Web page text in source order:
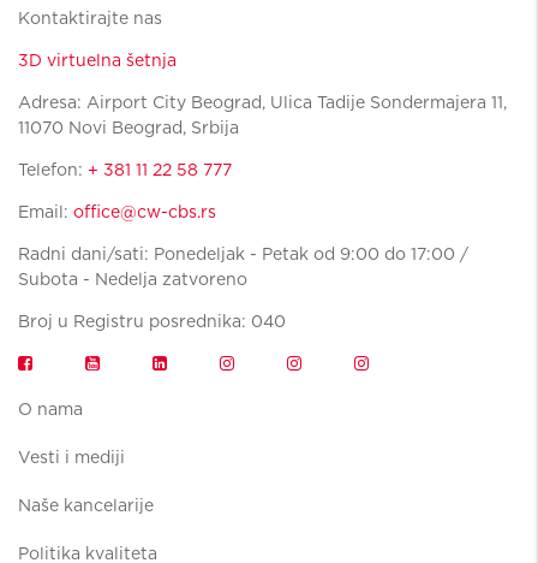
Kontaktirajte nas
3D virtuelna šetnja
Adresa: Airport City Beograd, Ulica Tadije Sondermajera 11,
11070 Novi Beograd, Srbija
Telefon: + 381 11 22 58 777
Email: office@cw-cbs.rs
Radni dani/sati: Ponedeljak - Petak od 9:00 do 17:00 /
Subota - Nedelja zatvoreno
Broj u Registru posrednika: 040
O nama
Vesti i mediji
Naše kancelarije
Politika kvaliteta